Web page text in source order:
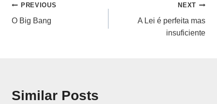
Navegação
de
PREVIOUS
O Big Bang
NEXT
A Lei é perfeita mas
insuficiente
Similar Posts